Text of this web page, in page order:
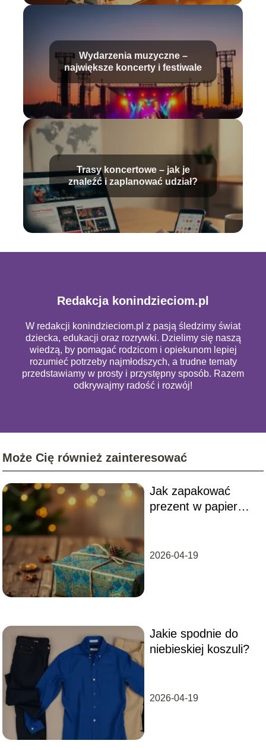
Wydarzenia muzyczne –
największe koncerty i festiwale
Trasy koncertowe – jak je
znaleźć i zaplanować udział?
Redakcja konindzieciom.pl
W redakcji konindzieciom.pl z pasją śledzimy świat
dziecka, edukacji oraz rozrywki. Dzielimy się naszą
wiedzą, by pomagać rodzicom i opiekunom lepiej
rozumieć potrzeby najmłodszych, a trudne tematy
przedstawiamy w prosty i przystępny sposób. Razem
odkrywajmy radość i rozwój!
Może Cię również zainteresować
Jak zapakować
prezent w papier
2026-04-19
Jakie spodnie do
niebieskiej koszuli?
2026-04-19